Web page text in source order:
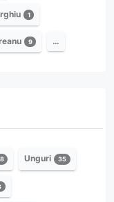
1
9 …
Unguri 35